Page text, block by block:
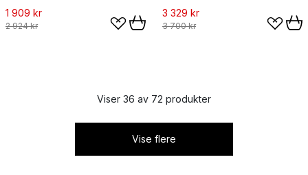
1 909 kr
2 924 kr
3 329 kr
3 700 kr
Viser 36 av 72 produkter
Vise flere